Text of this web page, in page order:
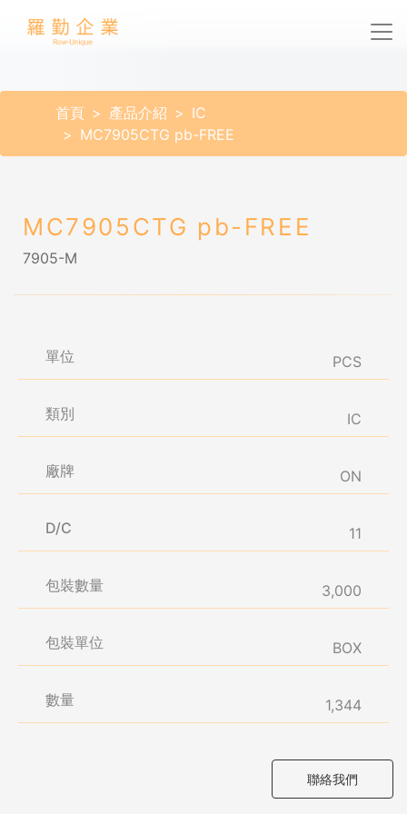
首頁 產品介紹
IC
MC7905CTG pb-FREE
MC7905CTG pb-FREE
7905-M
單位 PCS
類別 IC
廠牌 ON
D/C 11
包裝數量 3,000
包裝單位 BOX
數量 1,344
聯絡我們